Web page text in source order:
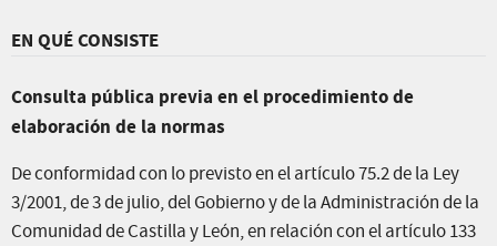
EN QUÉ CONSISTE
Consulta pública previa en el procedimiento de
elaboración de la normas
De conformidad con lo previsto en el artículo 75.2 de la Ley
3/2001, de 3 de julio, del Gobierno y de la Administración de la
Comunidad de Castilla y León, en relación con el artículo 133